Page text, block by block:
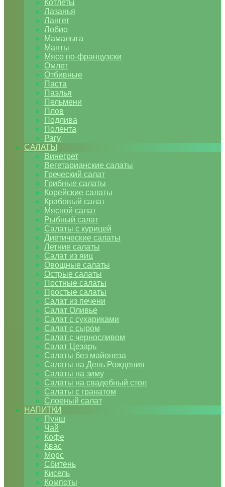
Котлеты
Лазанья
Лангет
Лобио
Мамалыга
Манты
Мясо по-французски
Омлет
Отбивные
Паста
Паэлья
Пельмени
Плов
Подлива
Полента
Рагу
САЛАТЫ
Винегрет
Вегетарианские салаты
Греческий салат
Грибные салаты
Корейские салаты
Крабовый салат
Мясной салат
Рыбный салат
Салаты с курицей
Диетические салаты
Летние салаты
Салат из яиц
Овощные салаты
Острые салаты
Постные салаты
Простые салаты
Салат из печени
Салат Оливье
Салат с сухариками
Салат с сыром
Салат с черносливом
Салат Цезарь
Салаты без майонеза
Салаты на День Рождения
Салаты на зиму
Салаты на свадебный стол
Салаты с гранатом
Слоеный салат
НАПИТКИ
Пунш
Чай
Кофе
Квас
Морс
Сбитень
Кисель
Компоты